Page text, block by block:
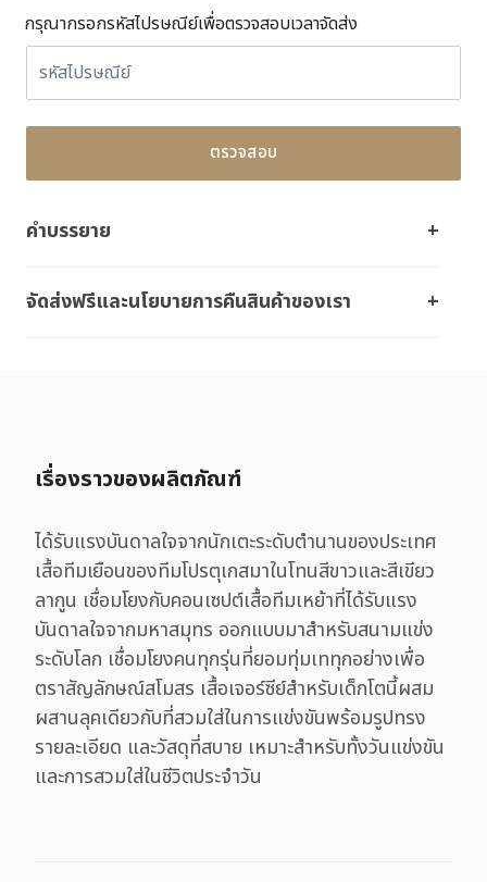
กรุณากรอกรหัสไปรษณีย์เพื่อตรวจสอบเวลาจัดส่ง
ตรวจสอบ
คำบรรยาย
จัดส่งฟรีและนโยบายการคืนสินค้าของเรา
เรื่องราวของผลิตภัณฑ์
ได้รับแรงบันดาลใจจากนักเตะระดับตำนานของประเทศ
เสื้อทีมเยือนของทีมโปรตุเกสมาในโทนสีขาวและสีเขียว
ลากูน เชื่อมโยงกับคอนเซปต์เสื้อทีมเหย้าที่ได้รับแรง
บันดาลใจจากมหาสมุทร ออกแบบมาสำหรับสนามแข่ง
ระดับโลก เชื่อมโยงคนทุกรุ่นที่ยอมทุ่มเททุกอย่างเพื่อ
ตราสัญลักษณ์สโมสร เสื้อเจอร์ซีย์สำหรับเด็กโตนี้ผสม
ผสานลุคเดียวกับที่สวมใส่ในการแข่งขันพร้อมรูปทรง
รายละเอียด และวัสดุที่สบาย เหมาะสำหรับทั้งวันแข่งขัน
และการสวมใส่ในชีวิตประจำวัน